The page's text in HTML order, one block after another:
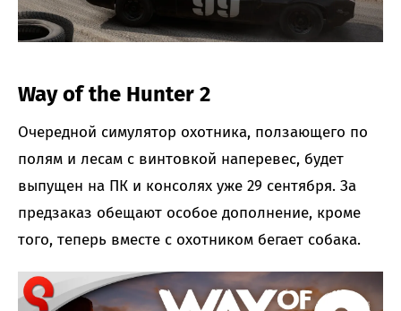
Way of the Hunter 2
Очередной симулятор охотника, ползающего по
полям и лесам с винтовкой наперевес, будет
выпущен на ПК и консолях уже 29 сентября. За
предзаказ обещают особое дополнение, кроме
того, теперь вместе с охотником бегает собака.